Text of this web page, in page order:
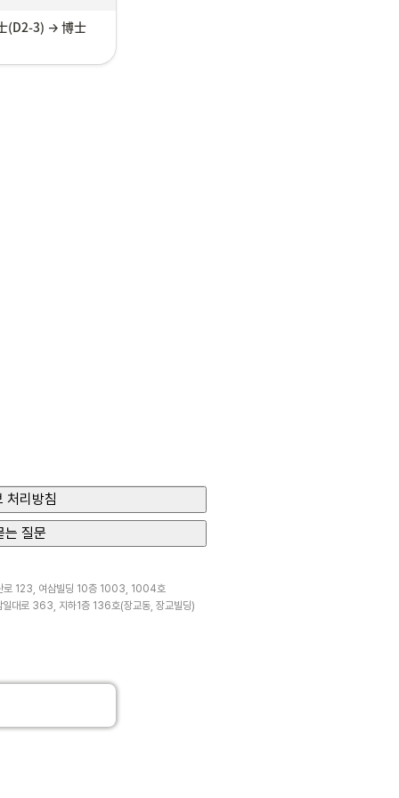
(D2-3) → 博士
처리방침
는 질문
로 123, 여삼빌딩 10층 1003, 1004호
대로 363, 지하1층 136호(장교동, 장교빌딩)